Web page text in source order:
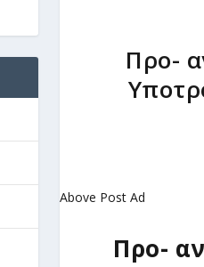
Προ-
Above Post Ad
Προ-